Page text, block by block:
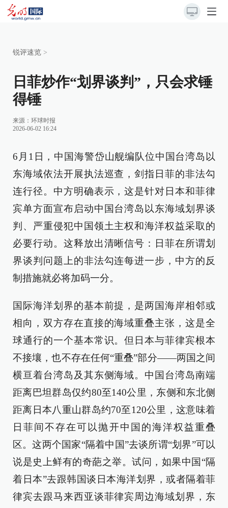
锐评速览 >
日菲炒作“划界谈判”，只会求锤
得锤
来源： 环球时报
2026-06-02 16:24
6月1日，中国海警岱山舰编队位中国台湾岛以
东海域依法开展执法巡查，剑指日菲的非法勾
连行径。中方明确表示，这是针对日本和菲律
宾单方面宣布启动中国台湾岛以东海域划界谈
判、严重侵犯中国领土主权和海洋权益采取的
必要行动。这释放出清晰信号：日菲在所谓划
界谈判问题上的非法勾连每进一步，中方的反
制措施就必将加码一分。
国际海洋划界的基本前提，是两国海岸相邻或
相向，双方存在直接的海域重叠主张，这是全
球通行的一个基本常识。但日本与菲律宾根本
不接壤，也不存在任何“重叠”部分——两国之间
横亘着台湾岛及其东侧海域。中国台湾岛南端
距离巴坦群岛仅约80至140公里，东侧和东北侧
距离日本八重山群岛约70至120公里，这意味着
日菲间不存在可以抛开中国的海洋权益重叠
区。这两个国家“隔着中国”去谈所谓“划界”可以
说是史上鲜有的奇葩之举。试问，如果中国“隔
着日本”去跟韩国谈日本海洋划界，或者隔着菲
律宾去跟马来西亚谈菲律宾周边海域划界，东